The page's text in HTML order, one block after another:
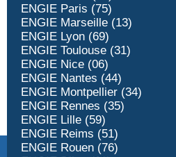
ENGIE Paris (75)
ENGIE Marseille (13)
ENGIE Lyon (69)
ENGIE Toulouse (31)
ENGIE Nice (06)
ENGIE Nantes (44)
ENGIE Montpellier (34)
ENGIE Rennes (35)
ENGIE Lille (59)
ENGIE Reims (51)
ENGIE Rouen (76)